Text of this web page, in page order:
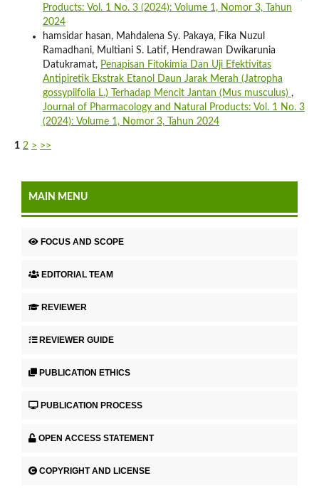
Products: Vol. 1 No. 3 (2024): Volume 1, Nomor 3, Tahun
2024
hamsidar hasan, Mahdalena Sy. Pakaya, Fika Nuzul
Ramadhani, Multiani S. Latif, Hendrawan Dwikarunia
Datukramat, Penapisan Fitokimia Dan Uji Efektivitas
Antipiretik Ekstrak Etanol Daun Jarak Merah (Jatropha
gossypiifolia L.) Terhadap Mencit Jantan (Mus musculus) ,
Journal of Pharmacology and Natural Products: Vol. 1 No. 3
(2024): Volume 1, Nomor 3, Tahun 2024
1 2 > >>
MAIN MENU
FOCUS AND SCOPE
EDITORIAL TEAM
REVIEWER
REVIEWER GUIDE
PUBLICATION ETHICS
PUBLICATION PROCESS
OPEN ACCESS STATEMENT
COPYRIGHT AND LICENSE